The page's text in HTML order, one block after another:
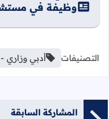
وظيفة في
التصنيفات أدبي وزاري
المشاركة السابقة